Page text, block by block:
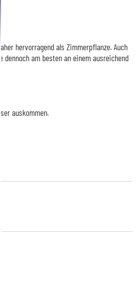
hervorragend als Zimmerpflanze. Auch
am besten an einem ausreichend
auskommen.